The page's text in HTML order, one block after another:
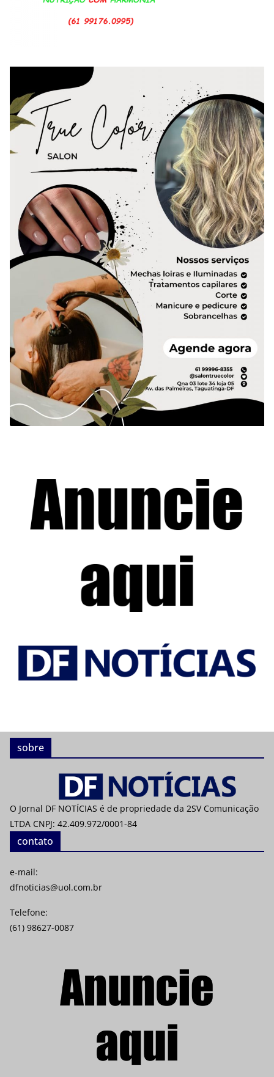
sobre
O Jornal DF NOTÍCIAS é de propriedade da 2SV Comunicação
LTDA CNPJ: 42.409.972/0001-84
contato
e-mail:
dfnoticias@uol.com.br
Telefone:
(61) 98627-0087